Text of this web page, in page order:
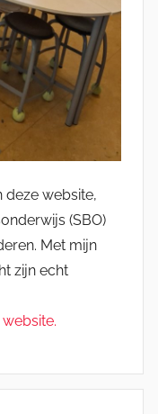
deze website,
(SBO)
Met mijn
zijn echt